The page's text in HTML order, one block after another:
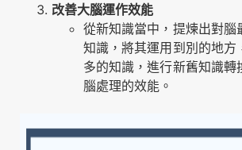
改善大腦運作效能
從新知識當中，提煉出對腦
知識，將其運用到別的地方
多的知識，進行新舊知識轉
腦處理的效能。